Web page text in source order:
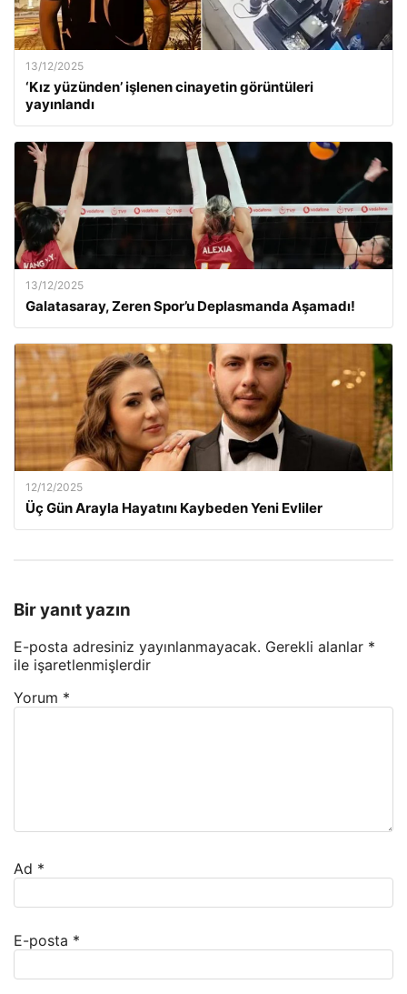
13/12/2025
‘Kız yüzünden’ işlenen cinayetin görüntüleri
yayınlandı
13/12/2025
Galatasaray, Zeren Spor’u Deplasmanda Aşamadı!
12/12/2025
Üç Gün Arayla Hayatını Kaybeden Yeni Evliler
Bir yanıt yazın
E-posta adresiniz yayınlanmayacak. Gerekli alanlar *
ile işaretlenmişlerdir
Yorum *
Ad *
E-posta *